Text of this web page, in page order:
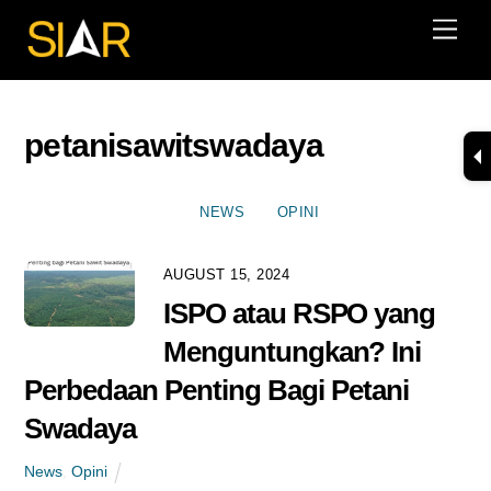
petanisawitswadaya
NEWS OPINI
AUGUST 15, 2024
ISPO atau RSPO yang
Menguntungkan? Ini
Perbedaan Penting Bagi Petani
Swadaya
News ,Opini